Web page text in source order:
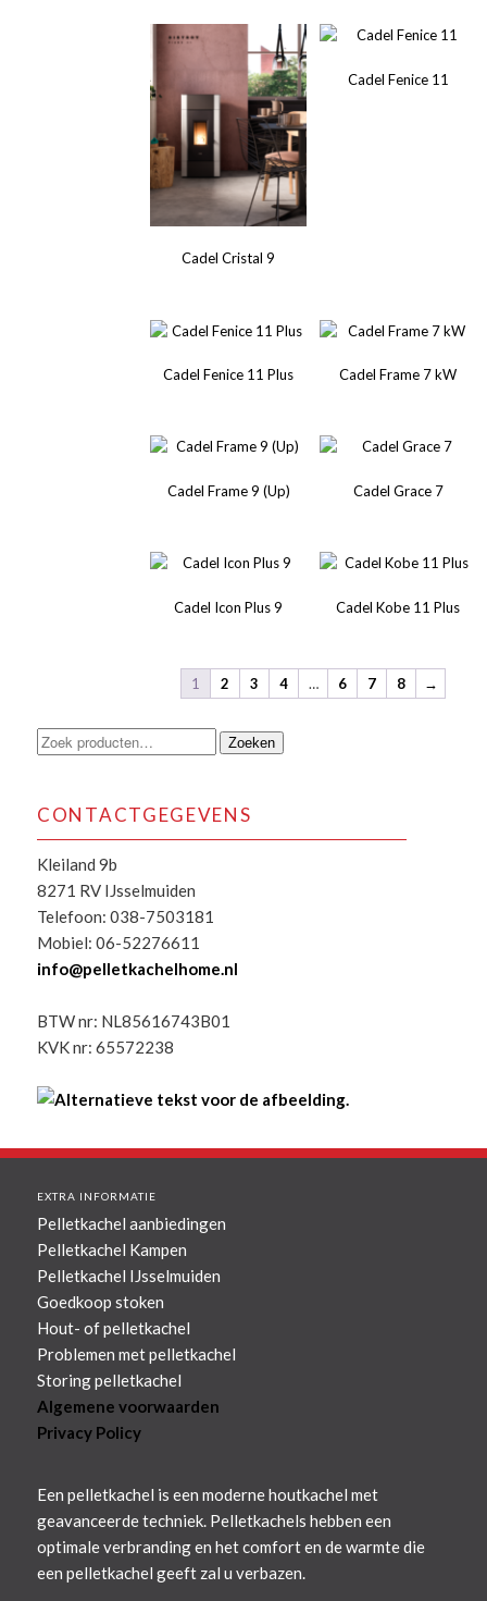
Cadel Cristal 9
Cadel Fenice 11
Cadel Fenice 11 Plus Cadel Frame 7 kW
Cadel Frame 9 (Up) Cadel Grace 7
Cadel Icon Plus 9 Cadel Kobe 11 Plus
1 2 3 4 … 6 7 8 →
Zoeken
Zoeken
CONTACTGEGEVENS
Kleiland 9b
8271 RV IJsselmuiden
Telefoon: 038-7503181
Mobiel: 06-52276611
info@pelletkachelhome.nl
BTW nr: NL85616743B01
KVK nr: 65572238
EXTRA INFORMATIE
Pelletkachel aanbiedingen
Pelletkachel Kampen
Pelletkachel IJsselmuiden
Goedkoop stoken
Hout- of pelletkachel
Problemen met pelletkachel
Storing pelletkachel
Algemene voorwaarden
Privacy Policy
Een pelletkachel is een moderne houtkachel met
geavanceerde techniek. Pelletkachels hebben een
optimale verbranding en het comfort en de warmte die
een pelletkachel geeft zal u verbazen.